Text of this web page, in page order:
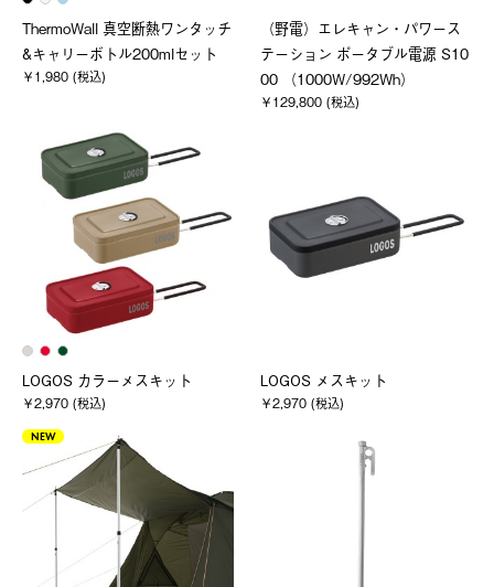
ThermoWall 真空断熱ワンタッチ
&キャリーボトル200mlセット
￥1,980 (税込)
（野電）エレキャン・パワース
テーション ポータブル電源 S10
00 （1000W/992Wh）
￥129,800 (税込)
LOGOS カラーメスキット
￥2,970 (税込)
LOGOS メスキット
￥2,970 (税込)
NEW